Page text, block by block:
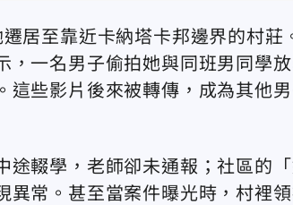
居至靠近卡納塔卡邦邊界的村莊
，一名男子偷拍她與同班男同學
這些影片後來被轉傳，成為其他
途輟學，老師卻未通報；社區的
異常。甚至當案件曝光時，村裡